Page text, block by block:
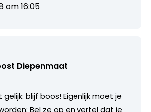
om 16:05
Diepenmaat
gelijk: blijf boos! Eigenlijk moet je
Bel ze op en vertel dat je